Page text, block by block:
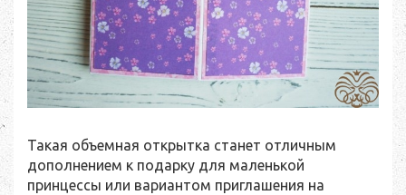
Такая объемная открытка станет отличным
дополнением к подарку для маленькой
принцессы или вариантом приглашения на